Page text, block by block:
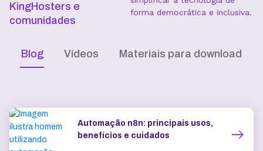
KingHosters e
comunidades
forma democrática e inclusiva.
Blog Vídeos Materiais para download
Automação n8n: principais usos,
benefícios e cuidados